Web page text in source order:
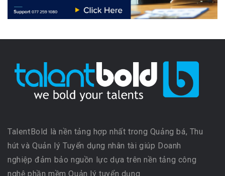
TalentBold là nền tảng hợp nhất trong Quảng bá, Thu
hút và Quản lý Tuyển dụng nhân tài giúp Doanh
nghiệp đảm bảo nguồn lực dựa trên nền tảng công
nghệ phần mềm Quản lý tuyển dụng